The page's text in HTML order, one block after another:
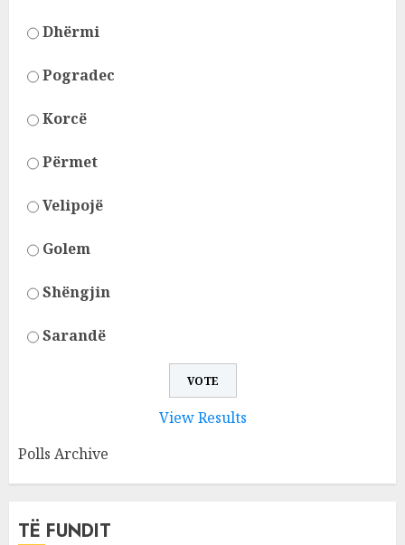
Dhërmi
Pogradec
Korcë
Përmet
Velipojë
Golem
Shëngjin
Sarandë
View Results
Polls Archive
TË FUNDIT